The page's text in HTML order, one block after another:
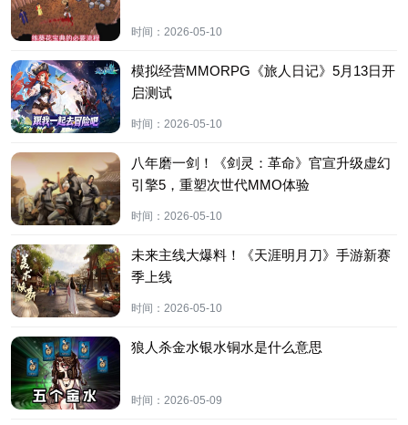
时间： 2026-05-10
模拟经营MMORPG《旅人日记》5月13日开
启测试
时间： 2026-05-10
八年磨一剑！《剑灵：革命》官宣升级虚幻
引擎5，重塑次世代MMO体验
时间： 2026-05-10
未来主线大爆料！《天涯明月刀》手游新赛
季上线
时间： 2026-05-10
狼人杀金水银水铜水是什么意思
时间： 2026-05-09